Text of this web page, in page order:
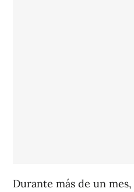
Durante más de un mes,